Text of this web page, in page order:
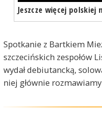
Jeszcze więcej polskiej
Spotkanie z Bartkiem
szczecińskich zespołów
wydał debiutancką,
niej głównie